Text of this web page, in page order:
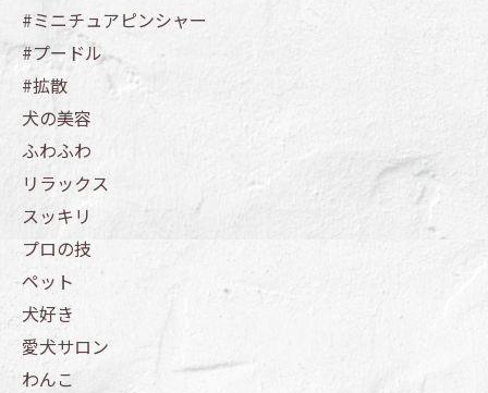
#ミニチュアピンシャー
#プードル
#拡散
犬の美容
ふわふわ
リラックス
スッキリ
プロの技
ペット
犬好き
愛犬サロン
わんこ